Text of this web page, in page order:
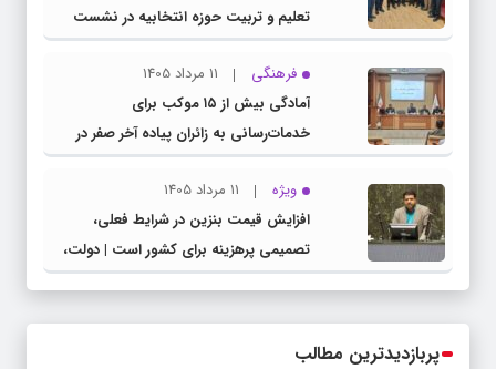
تعلیم و تربیت حوزه انتخابیه در نشست
مشترک عضو کمیسیون آموزش مجلس با
مدیرکل آموزش و پرورش خراسان رضوی
فرهنگی
11 مرداد 1405
آمادگی بیش از ۱۵ موکب برای
خدمات‌رسانی به زائران پیاده آخر صفر در
شهرستان چناران
ویژه
11 مرداد 1405
افزایش قیمت بنزین در شرایط فعلی،
تصمیمی پرهزینه برای کشور است | دولت،
قاچاق سوخت و عوامل اصلی ناترازی را
پربازدیدترین مطالب